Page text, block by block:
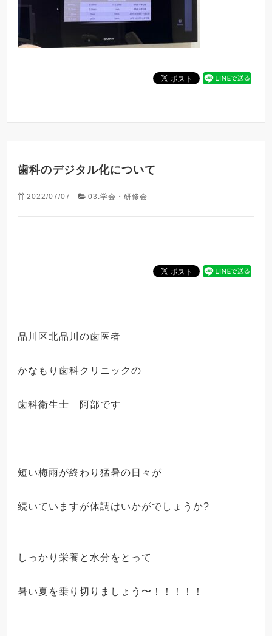
歯科のデジタル化について
2022/07/07 03.学会・研修会
品川区北品川の歯医者
かなもり歯科クリニックの
歯科衛生士 阿部です
短い梅雨が終わり猛暑の日々が
続いていますが体調はいかがでしょうか?
しっかり栄養と水分をとって
暑い夏を乗り切りましょう〜！！！！！